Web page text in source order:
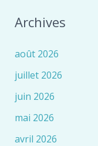
Archives
août 2026
juillet 2026
juin 2026
mai 2026
avril 2026